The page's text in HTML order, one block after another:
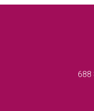
688